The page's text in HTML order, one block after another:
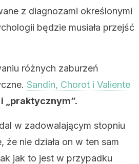
z diagnozami określonymi
będzie musiała przejść
różnych zaburzeń
Sandín, Chorot i Valiente
„praktycznym”.
w zadowalającym stopniu
że nie działa on w ten sam
jak to jest w przypadku